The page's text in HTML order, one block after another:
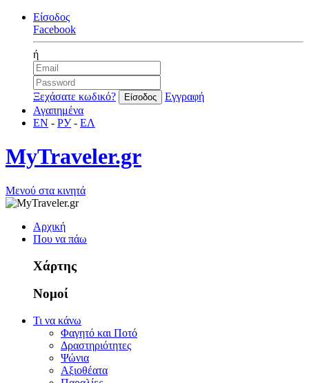
Είσοδος
Facebook
ή
Ξεχάσατε κωδικό?
Εγγραφή
Αγαπημένα
EN - РУ- ΕΛ
MyTraveler.gr
Μενού στα κινητά
Αρχική
Που να πάω
Χάρτης
Νομοί
Τι να κάνω
Φαγητό και Ποτό
Δραστηριότητες
Ψώνια
Αξιοθέατα